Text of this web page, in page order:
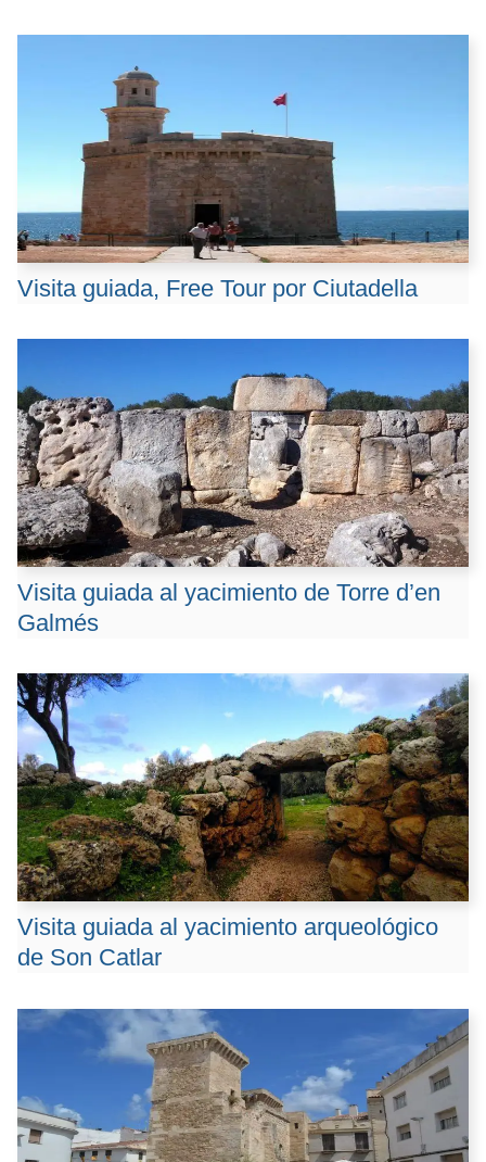
Visita guiada, Free Tour por Ciutadella
Visita guiada al yacimiento de Torre d’en
Galmés
Visita guiada al yacimiento arqueológico
de Son Catlar